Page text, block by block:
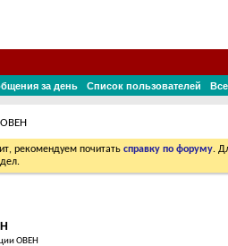
за день Список пользователей
рекомендуем почитать справку по форуму.
ОВЕН